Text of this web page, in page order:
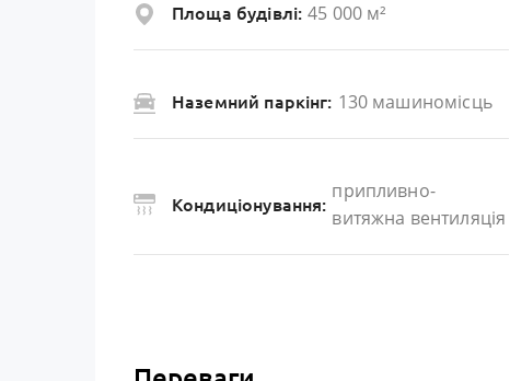
Площа будівлі: 45 000 м²
Наземний паркінг: 130 машиномісць
Кондиціонування:
припливно-
витяжна вентиляція